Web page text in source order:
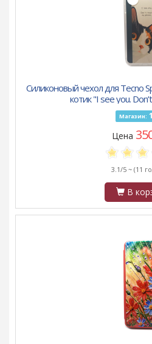
Силиконовый чехол для Tecno
котик "I see you.
Магазин: 1
Цена
3.1/5 ~ (11
В